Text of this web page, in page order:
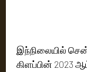
இந்நிலையில்
கிளப்பின் 2023